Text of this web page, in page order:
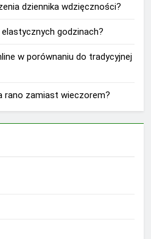
dziennika wdzięczności?
godzinach?
w porównaniu do tradycyjnej
rano zamiast wieczorem?